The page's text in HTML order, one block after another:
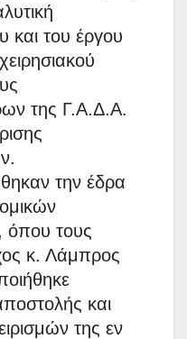
και του έργου
της Γ.Α.Δ.Α.
την έδρα
όπου τους
κ. Λάμπρος
και
της εν